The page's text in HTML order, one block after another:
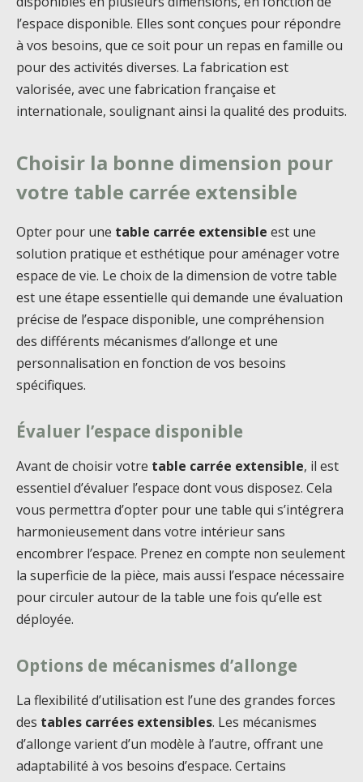
l’espace disponible. Elles sont conçues pour répondre
à vos besoins, que ce soit pour un repas en famille ou
pour des activités diverses. La fabrication est
valorisée, avec une fabrication française et
internationale, soulignant ainsi la qualité des produits.
Choisir la bonne dimension pour
votre table carrée extensible
Opter pour une table carrée extensible est une
solution pratique et esthétique pour aménager votre
espace de vie. Le choix de la dimension de votre table
est une étape essentielle qui demande une évaluation
précise de l’espace disponible, une compréhension
des différents mécanismes d’allonge et une
personnalisation en fonction de vos besoins
spécifiques.
Évaluer l’espace disponible
Avant de choisir votre table carrée extensible, il est
essentiel d’évaluer l’espace dont vous disposez. Cela
vous permettra d’opter pour une table qui s’intégrera
harmonieusement dans votre intérieur sans
encombrer l’espace. Prenez en compte non seulement
la superficie de la pièce, mais aussi l’espace nécessaire
pour circuler autour de la table une fois qu’elle est
déployée.
Options de mécanismes d’allonge
La flexibilité d’utilisation est l’une des grandes forces
des tables carrées extensibles. Les mécanismes
d’allonge varient d’un modèle à l’autre, offrant une
adaptabilité à vos besoins d’espace. Certains